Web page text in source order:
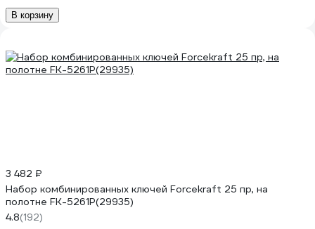
В корзину
3 482 ₽
Набор комбинированных ключей Forcekraft 25 пр, на
полотне FK-5261P(29935)
4.8(192)